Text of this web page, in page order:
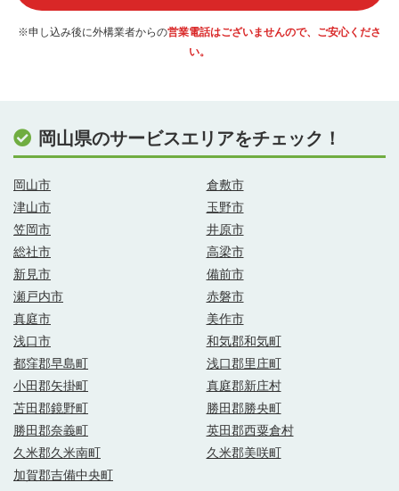
※申し込み後に外構業者からの営業電話はございませんので、ご安心くださ
い。
岡山県のサービスエリアをチェック！
岡山市
倉敷市
津山市
玉野市
笠岡市
井原市
総社市
高梁市
新見市
備前市
瀬戸内市
赤磐市
真庭市
美作市
浅口市
和気郡和気町
都窪郡早島町
浅口郡里庄町
小田郡矢掛町
真庭郡新庄村
苫田郡鏡野町
勝田郡勝央町
勝田郡奈義町
英田郡西粟倉村
久米郡久米南町
久米郡美咲町
加賀郡吉備中央町